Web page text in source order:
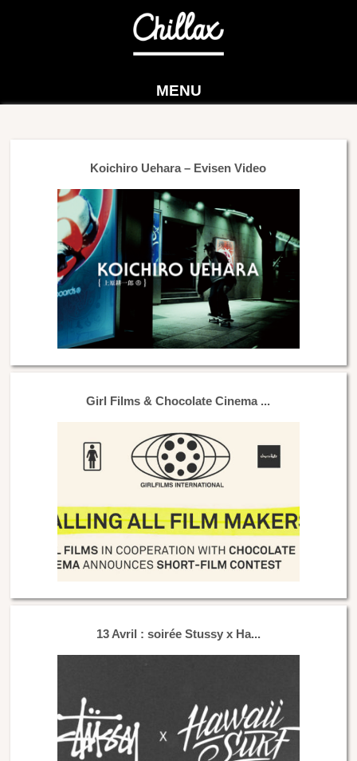
MENU
Koichiro Uehara – Evisen Video
Girl Films & Chocolate Cinema ...
13 Avril : soirée Stussy x Ha...